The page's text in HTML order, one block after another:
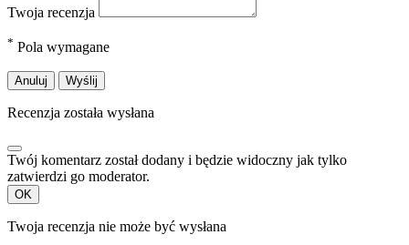
Twoja recenzja
* Pola wymagane
Anuluj Wyślij
Recenzja została wysłana
Twój komentarz został dodany i będzie widoczny jak tylko
zatwierdzi go moderator.
OK
Twoja recenzja nie może być wysłana